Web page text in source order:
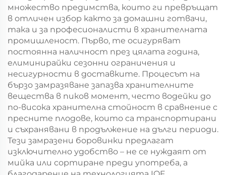
множество предимства, които ги превръщат
в отличен избор както за домашни готвачи,
така и за професионалисти в хранителната
промишленост. Първо, те осигуряват
постоянна наличност през цялата година,
елиминирайки сезонни ограничения и
несигурности в доставките. Процесът на
бързо замразяване запазва хранителните
вещества в пиков момент, често водейки до
по-висока хранителна стойност в сравнение с
пресните плодове, които са транспортирани
и съхранявани в продължение на дълги периоди.
Тези замразени боровинки предлагат
изключително удобство – не се нуждаят от
мийка или сортиране преди употреба, а